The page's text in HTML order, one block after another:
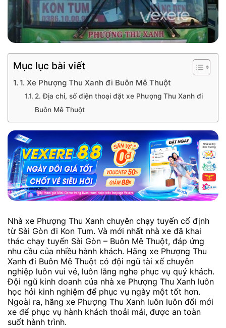
Mục lục bài viết
1. Xe Phượng Thu Xanh đi Buôn Mê Thuột
2. Địa chỉ, số điện thoại đặt xe Phượng Thu Xanh đi
Buôn Mê Thuột
Nhà xe Phượng Thu Xanh chuyên chạy tuyến cố định
từ Sài Gòn đi Kon Tum. Và mới nhất nhà xe đã khai
thác chạy tuyến Sài Gòn – Buôn Mê Thuột, đáp ứng
nhu cầu của nhiều hành khách. Hãng xe Phượng Thu
Xanh đi Buôn Mê Thuột có đội ngũ tài xế chuyên
nghiệp luôn vui vẻ, luôn lắng nghe phục vụ quý khách.
Đội ngũ kinh doanh của nhà xe Phượng Thu Xanh luôn
học hỏi kinh nghiệm để phục vụ ngày một tốt hơn.
Ngoài ra, hãng xe Phượng Thu Xanh luôn luôn đổi mới
xe để phục vụ hành khách thoải mái, được an toàn
suốt hành trình.